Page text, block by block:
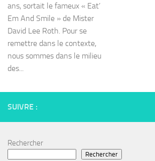
ans, sortait le fameux « Eat’
Em And Smile » de Mister
David Lee Roth. Pour se
remettre dans le contexte,
nous sommes dans le milieu
des...
SUIVRE :
Rechercher
Rechercher